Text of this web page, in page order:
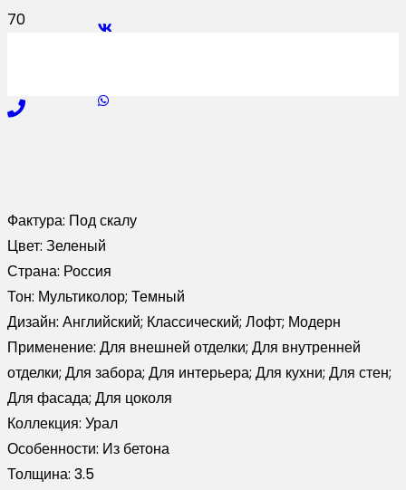
Фактура: Под скалу
Цвет: Зеленый
Страна: Россия
Тон: Мультиколор; Темный
Дизайн: Английский; Классический; Лофт; Модерн
Применение: Для внешней отделки; Для внутренней
отделки; Для забора; Для интерьера; Для кухни; Для стен;
Для фасада; Для цоколя
Коллекция: Урал
Особенности: Из бетона
Толщина: 3.5